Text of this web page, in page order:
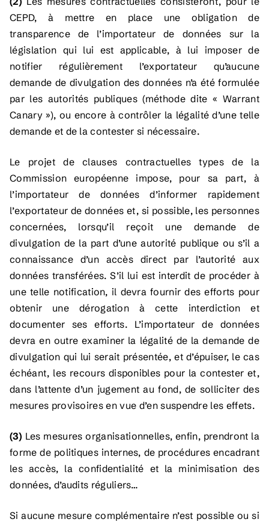
CEPD, à mettre en place une obligation de
transparence de l’importateur de données sur la
législation qui lui est applicable, à lui imposer de
notifier régulièrement l’exportateur qu’aucune
demande de divulgation des données n’a été formulée
par les autorités publiques (méthode dite « Warrant
Canary »), ou encore à contrôler la légalité d’une telle
demande et de la contester si nécessaire.
Le projet de clauses contractuelles types de la
Commission européenne impose, pour sa part, à
l’importateur de données d’informer rapidement
l’exportateur de données et, si possible, les personnes
concernées, lorsqu’il reçoit une demande de
divulgation de la part d’une autorité publique ou s’il a
connaissance d’un accès direct par l’autorité aux
données transférées. S’il lui est interdit de procéder à
une telle notification, il devra fournir des efforts pour
obtenir une dérogation à cette interdiction et
documenter ses efforts. L’importateur de données
devra en outre examiner la légalité de la demande de
divulgation qui lui serait présentée, et d’épuiser, le cas
échéant, les recours disponibles pour la contester et,
dans l’attente d’un jugement au fond, de solliciter des
mesures provisoires en vue d’en suspendre les effets.
(3) Les mesures organisationnelles, enfin, prendront la
forme de politiques internes, de procédures encadrant
les accès, la confidentialité et la minimisation des
données, d’audits réguliers…
Si aucune mesure complémentaire n’est possible ou si